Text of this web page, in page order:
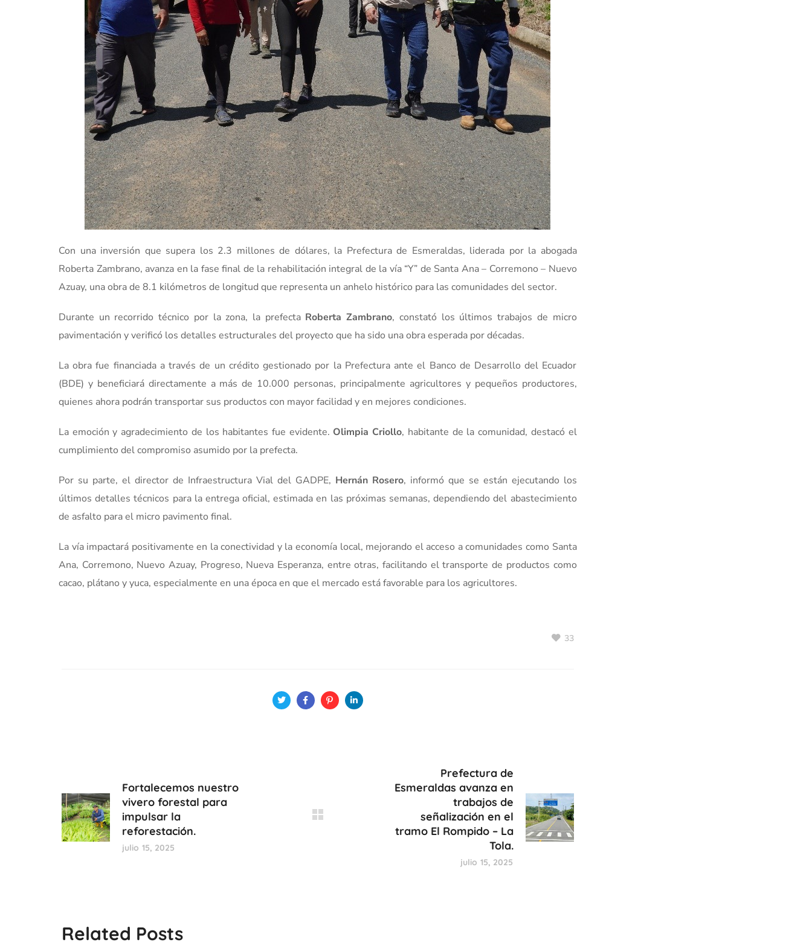
Con una inversión que supera los 2.3 millones de dólares, la Prefectura de Esmeraldas, liderada por la abogada
Roberta Zambrano, avanza en la fase final de la rehabilitación integral de la vía “Y” de Santa Ana – Corremono – Nuevo
Azuay, una obra de 8.1 kilómetros de longitud que representa un anhelo histórico para las comunidades del sector.
Durante un recorrido técnico por la zona, la prefecta Roberta Zambrano, constató los últimos trabajos de micro
pavimentación y verificó los detalles estructurales del proyecto que ha sido una obra esperada por décadas.
La obra fue financiada a través de un crédito gestionado por la Prefectura ante el Banco de Desarrollo del Ecuador
(BDE) y beneficiará directamente a más de 10.000 personas, principalmente agricultores y pequeños productores,
quienes ahora podrán transportar sus productos con mayor facilidad y en mejores condiciones.
La emoción y agradecimiento de los habitantes fue evidente. Olimpia Criollo, habitante de la comunidad, destacó el
cumplimiento del compromiso asumido por la prefecta.
Por su parte, el director de Infraestructura Vial del GADPE, Hernán Rosero, informó que se están ejecutando los
últimos detalles técnicos para la entrega oficial, estimada en las próximas semanas, dependiendo del abastecimiento
de asfalto para el micro pavimento final.
La vía impactará positivamente en la conectividad y la economía local, mejorando el acceso a comunidades como Santa
Ana, Corremono, Nuevo Azuay, Progreso, Nueva Esperanza, entre otras, facilitando el transporte de productos como
cacao, plátano y yuca, especialmente en una época en que el mercado está favorable para los agricultores.
33
Fortalecemos nuestro
vivero forestal para
impulsar la
reforestación.
julio 15, 2025
Prefectura de
Esmeraldas avanza en
trabajos de
señalización en el
tramo El Rompido – La
Tola.
julio 15, 2025
Related Posts